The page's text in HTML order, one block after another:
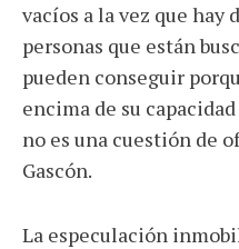
vacíos a la vez que hay
personas que están
pueden conseguir
encima de su
no es una cuestión de
Gascón.
La especulación